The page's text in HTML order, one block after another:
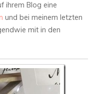
ihrem Blog eine
und bei meinem letzten
mit in den